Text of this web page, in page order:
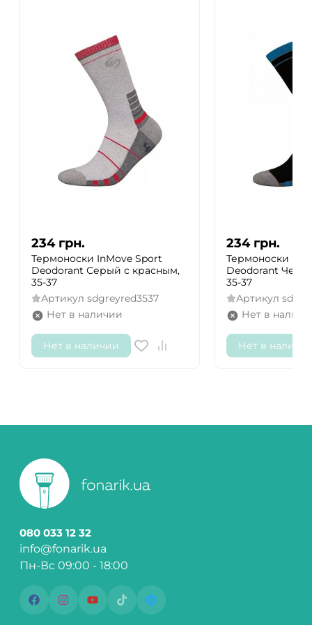
234 грн.
Термоноски InMove Sport
Deodorant Серый с красным,
35-37
Артикул sdgreyred3537
Нет в наличии
Нет в наличии
234 грн.
Термоноски
Deodorant
35-37
Артикул
Нет в
Нет в
080 033 12 32
info@fonarik.ua
Пн-Вс 09:00 - 18:00